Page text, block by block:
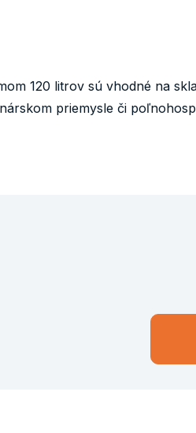
120 litrov sú vhodné na
priemysle či